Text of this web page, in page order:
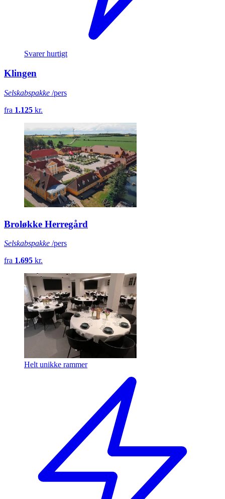
Svarer hurtigt
Klingen
Selskabspakke /pers
fra 1.125 kr.
Broløkke Herregård
Selskabspakke /pers
fra 1.695 kr.
Helt unikke rammer